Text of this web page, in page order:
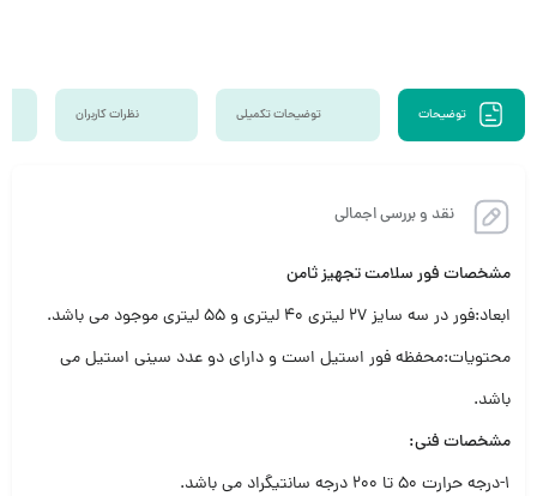
توضیحات توضیحات تکمیلی نظرات کاربران
نقد و بررسی اجمالی
مشخصات فور سلامت تجهیز ثامن
ابعاد:فور در سه سایز ۲۷ لیتری ۴۰ لیتری و ۵۵ لیتری موجود می باشد.
محتویات:محفظه فور استیل است و دارای دو عدد سینی استیل می
باشد.
مشخصات فنی:
۱-درجه حرارت ۵۰ تا ۲۰۰ درجه سانتیگراد می باشد.